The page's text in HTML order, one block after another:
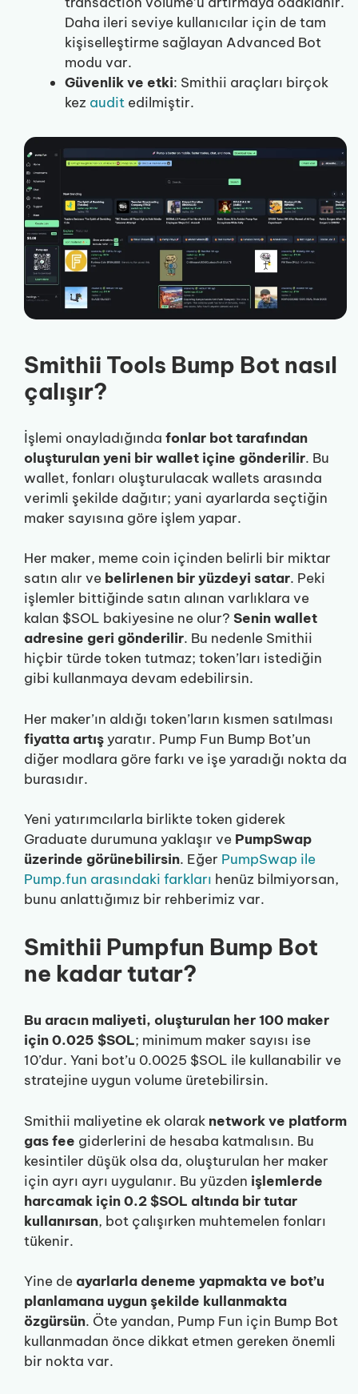
Daha ileri seviye kullanıcılar için de tam
kişiselleştirme sağlayan Advanced Bot
modu var.
Güvenlik ve etki: Smithii araçları birçok
kez audit edilmiştir.
Smithii Tools Bump Bot nasıl
çalışır?
İşlemi onayladığında fonlar bot tarafından
oluşturulan yeni bir wallet içine gönderilir. Bu
wallet, fonları oluşturulacak wallets arasında
verimli şekilde dağıtır; yani ayarlarda seçtiğin
maker sayısına göre işlem yapar.
Her maker, meme coin içinden belirli bir miktar
satın alır ve belirlenen bir yüzdeyi satar. Peki
işlemler bittiğinde satın alınan varlıklara ve
kalan $SOL bakiyesine ne olur? Senin wallet
adresine geri gönderilir. Bu nedenle Smithii
hiçbir türde token tutmaz; token’ları istediğin
gibi kullanmaya devam edebilirsin.
Her maker’ın aldığı token’ların kısmen satılması
fiyatta artış yaratır. Pump Fun Bump Bot’un
diğer modlara göre farkı ve işe yaradığı nokta da
burasıdır.
Yeni yatırımcılarla birlikte token giderek
Graduate durumuna yaklaşır ve PumpSwap
üzerinde görünebilirsin. Eğer PumpSwap ile
Pump.fun arasındaki farkları henüz bilmiyorsan,
bunu anlattığımız bir rehberimiz var.
Smithii Pumpfun Bump Bot
ne kadar tutar?
Bu aracın maliyeti, oluşturulan her 100 maker
için 0.025 $SOL; minimum maker sayısı ise
10’dur. Yani bot’u 0.0025 $SOL ile kullanabilir ve
stratejine uygun volume üretebilirsin.
Smithii maliyetine ek olarak network ve platform
gas fee giderlerini de hesaba katmalısın. Bu
kesintiler düşük olsa da, oluşturulan her maker
için ayrı ayrı uygulanır. Bu yüzden işlemlerde
harcamak için 0.2 $SOL altında bir tutar
kullanırsan, bot çalışırken muhtemelen fonları
tükenir.
Yine de ayarlarla deneme yapmakta ve bot’u
planlamana uygun şekilde kullanmakta
özgürsün. Öte yandan, Pump Fun için Bump Bot
kullanmadan önce dikkat etmen gereken önemli
bir nokta var.